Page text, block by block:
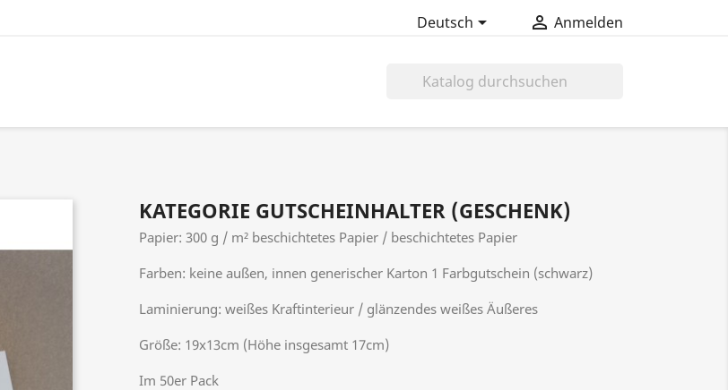
Deutsch  Anmelden
KATEGORIE GUTSCHEINHALTER (GESCHENK)
Papier: 300 g / m² beschichtetes Papier / beschichtetes Papier
Farben: keine außen, innen generischer Karton 1 Farbgutschein (schwarz)
Laminierung: weißes Kraftinterieur / glänzendes weißes Äußeres
Größe: 19x13cm (Höhe insgesamt 17cm)
Im 50er Pack